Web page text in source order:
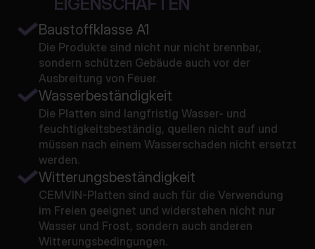
Baustoffklasse A1
Die Produkte sind nicht nur nicht brennbar,
sondern schützen Gebäude auch vor der
Ausbreitung von Feuer.
Wasserbeständigkeit
Die Platten sind langfristig Wasser- und
feuchtigkeitsbeständig, quellen nicht auf und
müssen nach einem Wasserschaden nicht ersetzt
werden.
Witterungsbeständigkeit
CEMVIN-Platten sind auch für die Verwendung
im Freien geeignet und widerstehen nicht nur
Wasser und Frost, sondern auch anderen
Witterungsbedingungen.